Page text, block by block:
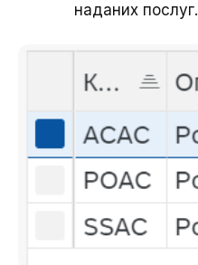
наданих послуг.